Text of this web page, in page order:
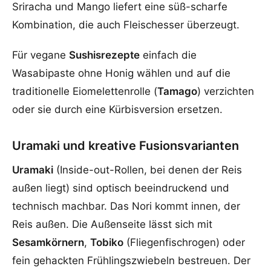
Sriracha und Mango liefert eine süß-scharfe
Kombination, die auch Fleischesser überzeugt.
Für vegane Sushisrezepte einfach die
Wasabipaste ohne Honig wählen und auf die
traditionelle Eiomelettenrolle (Tamago) verzichten
oder sie durch eine Kürbisversion ersetzen.
Uramaki und kreative Fusionsvarianten
Uramaki (Inside-out-Rollen, bei denen der Reis
außen liegt) sind optisch beeindruckend und
technisch machbar. Das Nori kommt innen, der
Reis außen. Die Außenseite lässt sich mit
Sesamkörnern, Tobiko (Fliegenfischrogen) oder
fein gehackten Frühlingszwiebeln bestreuen. Der